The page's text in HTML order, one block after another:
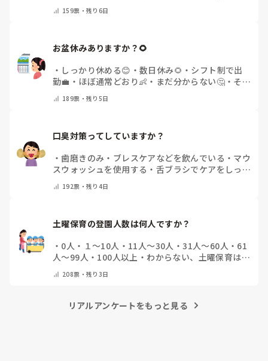
159票・残り6日
お盆休みありますか？🌻
・ しっかり休める😊 ・ 数日休み🌻 ・ シフト制で出
勤💼 ・ ほぼ通常どおり👶 ・ まだ分からない🤔・ その
189票・残り5日
口臭対策ってしていますか？
・歯磨きのみ ・ ブレスケアなどを飲んでいる ・ マウ
スウォッシュを使用する ・ 舌ブラシでケアをしっか
の他(コメントで教えて下さい)
192票・残り4日
土曜保育の登園人数は何人ですか？
・ 0人 ・ １～10人 ・ 11人～30人 ・31人～60人 ・ 61
人～99人 ・ 100人以上 ・ わからない、土曜保育はな
208票・残り3日
リアルアンケートをもっと見る